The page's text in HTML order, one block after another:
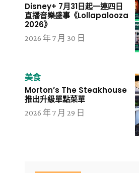
Disney+ 7月31日起一連四日
直播音樂盛事《Lollapalooza
2026》
2026 年 7 月 30 日
美食
Morton’s The Steakhouse
推出升級單點菜單
2026 年 7 月 29 日